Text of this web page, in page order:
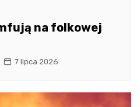
na folkowej
7 lipca 2026